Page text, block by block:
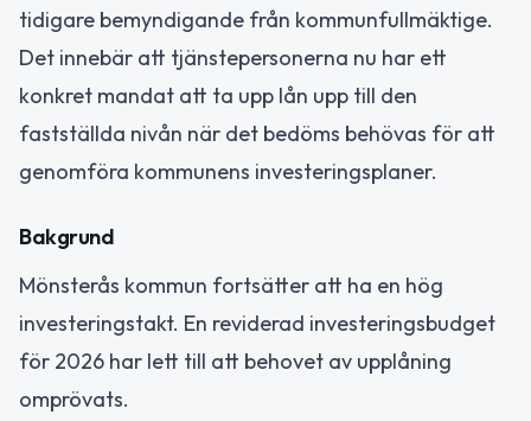
tidigare bemyndigande från kommunfullmäktige.
Det innebär att tjänstepersonerna nu har ett
konkret mandat att ta upp lån upp till den
fastställda nivån när det bedöms behövas för att
genomföra kommunens investeringsplaner.
Bakgrund
Mönsterås kommun fortsätter att ha en hög
investeringstakt. En reviderad investeringsbudget
för 2026 har lett till att behovet av upplåning
omprövats.